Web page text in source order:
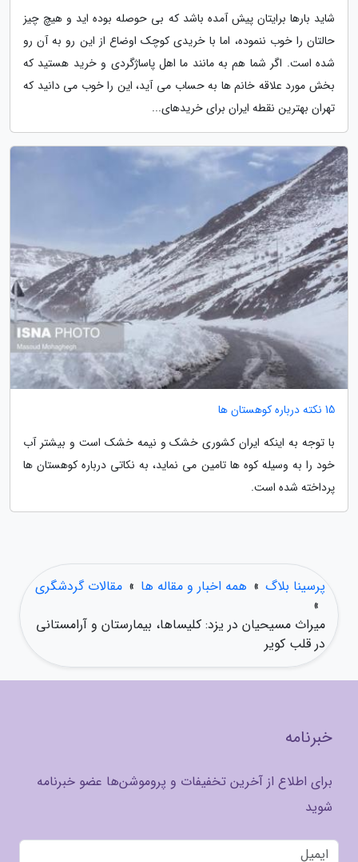
شاید بارها برایتان پیش آمده باشد که بی حوصله بوده اید و هیچ چیز
حالتان را خوب ننموده، اما با خریدی کوچک اوضاع از این رو به آن رو
شده است. اگر شما هم به مانند ما اهل پاساژگردی و خرید هستید که
بخش مورد علاقه خانم ها به حساب می آید، این را خوب می دانید که
تهران بهترین نقطه ایران برای خریدهای...
15 نکته درباره کوهستان ها
با توجه به اینکه ایران کشوری خشک و نیمه خشک است و بیشتر آب
خود را به وسیله کوه ها تامین می نماید، به نکاتی درباره کوهستان ها
پرداخته شده است.
پرسینا بلاگ » همه اخبار و مقاله ها » مقالات گردشگری
»
میراث مسیحیان در یزد: کلیساها، بیمارستان و آرامستانی
در قلب کویر
خبرنامه
برای اطلاع از آخرین تخفیفات و پروموشن‌ها عضو خبرنامه
شوید